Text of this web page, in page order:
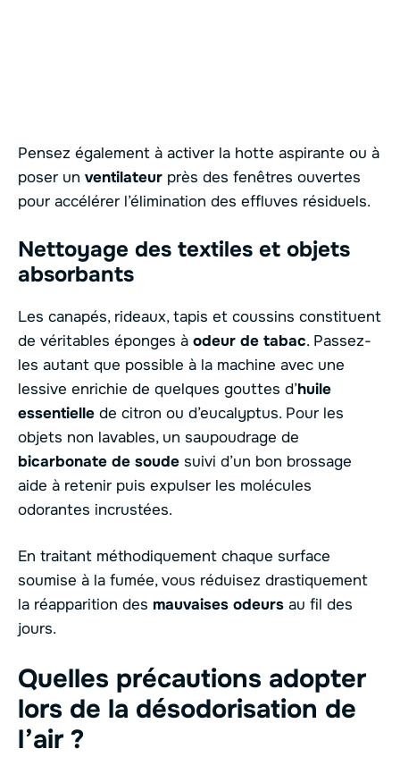
Pensez également à activer la hotte aspirante ou à
poser un ventilateur près des fenêtres ouvertes
pour accélérer l’élimination des effluves résiduels.
Nettoyage des textiles et objets
absorbants
Les canapés, rideaux, tapis et coussins constituent
de véritables éponges à odeur de tabac. Passez-
les autant que possible à la machine avec une
lessive enrichie de quelques gouttes d’huile
essentielle de citron ou d’eucalyptus. Pour les
objets non lavables, un saupoudrage de
bicarbonate de soude suivi d’un bon brossage
aide à retenir puis expulser les molécules
odorantes incrustées.
En traitant méthodiquement chaque surface
soumise à la fumée, vous réduisez drastiquement
la réapparition des mauvaises odeurs au fil des
jours.
Quelles précautions adopter
lors de la désodorisation de
l’air ?